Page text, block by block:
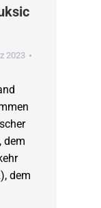
2023
dem
dem